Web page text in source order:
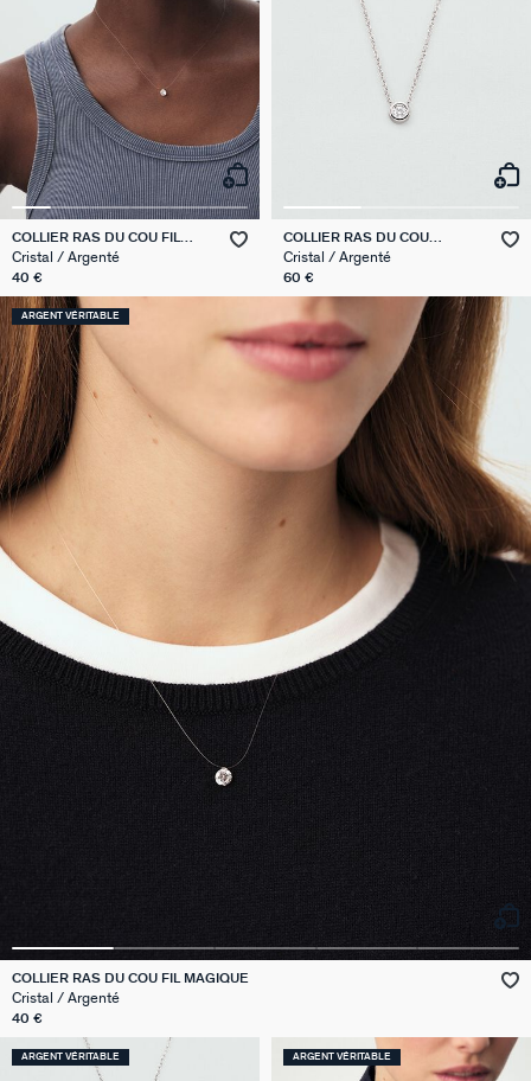
COLLIER RAS DU COU FIL
MAGIQUE
Cristal / Argenté
40 €
COLLIER RAS DU COU
BRILLANT
Cristal / Argenté
60 €
ARGENT VÉRITABLE
COLLIER RAS DU COU FIL MAGIQUE
Cristal / Argenté
40 €
ARGENT VÉRITABLE ARGENT VÉRITABLE